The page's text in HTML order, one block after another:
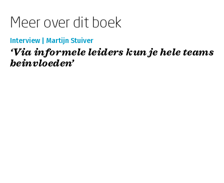
Meer over dit boek
Interview | Martijn Stuiver
‘Via informele leiders kun je hele teams
beinvloeden’